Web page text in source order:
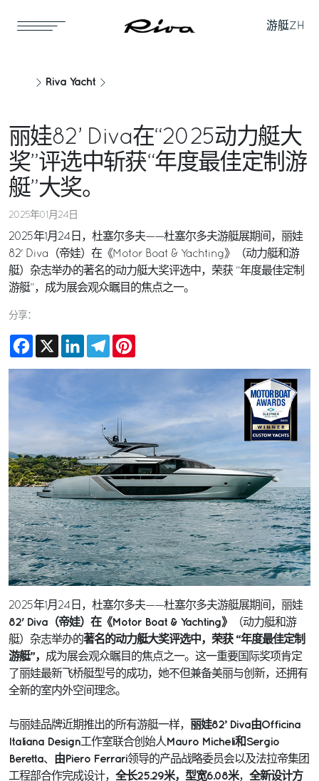
游艇ZH
Riva Yacht
丽娃82’ Diva在“2025动力艇大
奖”评选中斩获“年度最佳定制游
艇”大奖。
2025年01月24日
2025年1月24日，杜塞尔多夫——杜塞尔多夫游艇展期间，丽娃
82' Diva（帝娃）在《Motor Boat & Yachting》（动力艇和游
艇）杂志举办的著名的动力艇大奖评选中，荣获 “年度最佳定制
游艇”，成为展会观众瞩目的焦点之一。
分享：
Facebook
X LinkedInTelegram
2025年1月24日，杜塞尔多夫——杜塞尔多夫游艇展期间，丽娃
82' Diva（帝娃）在《Motor Boat & Yachting》
（动力艇和游
艇）杂志举办的著名的动力艇大奖评选中，荣获 “年度最佳定制
游艇”，
成为展会观众瞩目的焦点之一。这一重要国际奖项肯定
了丽娃最新飞桥艇型号的成功，她不但兼备美丽与创新，还拥有
全新的室内外空间理念。
与丽娃品牌近期推出的所有游艇一样，
丽娃82’ Diva由Officina
Italiana Design 工作室联合创始人 Mauro Micheli和Sergio
Beretta、 由Piero Ferrari领导的产品战略委员会以及法拉帝集团
工程部合作完成设计， 全长25.29米，型宽6.08米， 全新设计方